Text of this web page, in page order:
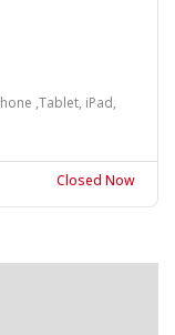
,Tablet, iPad,
Closed Now